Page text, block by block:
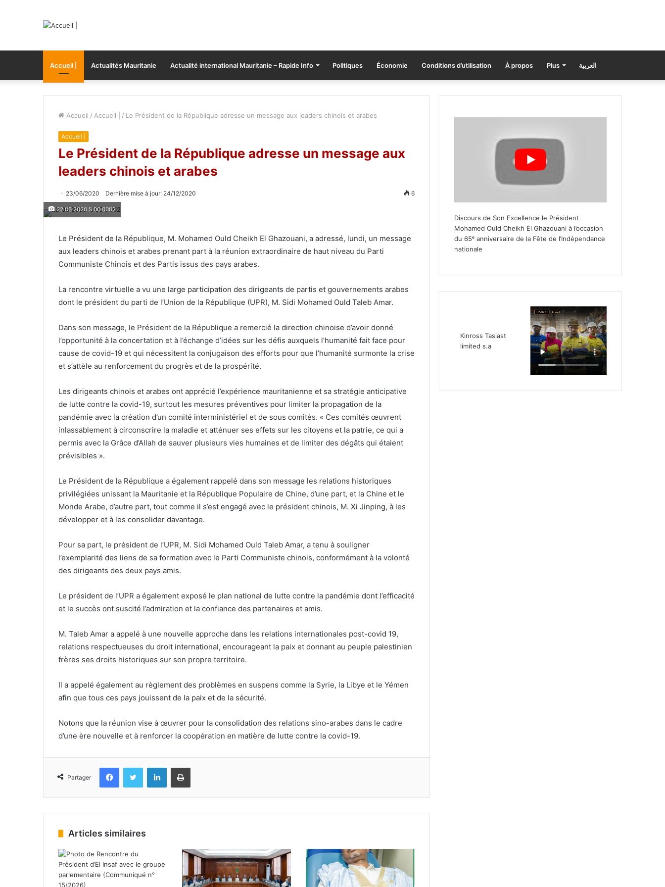
Accueil | Actualités Mauritanie Actualité international Mauritanie – Rapide Info Politiques Économie Conditions d’utilisation À propos Plus العربية
Accueil / Accueil | / Le Président de la République adresse un message aux leaders chinois et arabes
Accueil |
Le Président de la République adresse un message aux
leaders chinois et arabes
23/06/2020 Dernière mise à jour: 24/12/2020 6
22 06 2020 S 00 0002
Le Président de la République, M. Mohamed Ould Cheikh El Ghazouani, a adressé, lundi, un message
aux leaders chinois et arabes prenant part à la réunion extraordinaire de haut niveau du Parti
Communiste Chinois et des Partis issus des pays arabes.
La rencontre virtuelle a vu une large participation des dirigeants de partis et gouvernements arabes
dont le président du parti de l’Union de la République (UPR), M. Sidi Mohamed Ould Taleb Amar.
Dans son message, le Président de la République a remercié la direction chinoise d’avoir donné
l’opportunité à la concertation et à l’échange d’idées sur les défis auxquels l’humanité fait face pour
cause de covid-19 et qui nécessitent la conjugaison des efforts pour que l’humanité surmonte la crise
et s’attèle au renforcement du progrès et de la prospérité.
Les dirigeants chinois et arabes ont apprécié l’expérience mauritanienne et sa stratégie anticipative
de lutte contre la covid-19, surtout les mesures préventives pour limiter la propagation de la
pandémie avec la création d’un comité interministériel et de sous comités. « Ces comités œuvrent
inlassablement à circonscrire la maladie et atténuer ses effets sur les citoyens et la patrie, ce qui a
permis avec la Grâce d’Allah de sauver plusieurs vies humaines et de limiter des dégâts qui étaient
prévisibles ».
Le Président de la République a également rappelé dans son message les relations historiques
privilégiées unissant la Mauritanie et la République Populaire de Chine, d’une part, et la Chine et le
Monde Arabe, d’autre part, tout comme il s’est engagé avec le président chinois, M. Xi Jinping, à les
développer et à les consolider davantage.
Pour sa part, le président de l’UPR, M. Sidi Mohamed Ould Taleb Amar, a tenu à souligner
l’exemplarité des liens de sa formation avec le Parti Communiste chinois, conformément à la volonté
des dirigeants des deux pays amis.
Le président de l’UPR a également exposé le plan national de lutte contre la pandémie dont l’efficacité
et le succès ont suscité l’admiration et la confiance des partenaires et amis.
M. Taleb Amar a appelé à une nouvelle approche dans les relations internationales post-covid 19,
relations respectueuses du droit international, encourageant la paix et donnant au peuple palestinien
frères ses droits historiques sur son propre territoire.
Il a appelé également au règlement des problèmes en suspens comme la Syrie, la Libye et le Yémen
afin que tous ces pays jouissent de la paix et de la sécurité.
Notons que la réunion vise à œuvrer pour la consolidation des relations sino-arabes dans le cadre
d’une ère nouvelle et à renforcer la coopération en matière de lutte contre la covid-19.
Partager
FacebookTwitter LinkedinImprimer
Articles similaires
Discours de Son Excellence le Président
Mohamed Ould Cheikh El Ghazouani à l’occasion
du 65ᵉ anniversaire de la Fête de l’Indépendance
nationale
Kinross Tasiast
limited s.a